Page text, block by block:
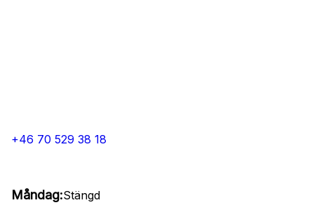
+46 70 529 38 18
Måndag:Stängd